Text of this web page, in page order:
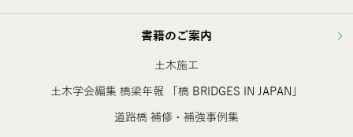
書籍のご案内
土木施工
土木学会編集 橋梁年報 「橋 BRIDGES IN JAPAN」
道路橋 補修・補強事例集